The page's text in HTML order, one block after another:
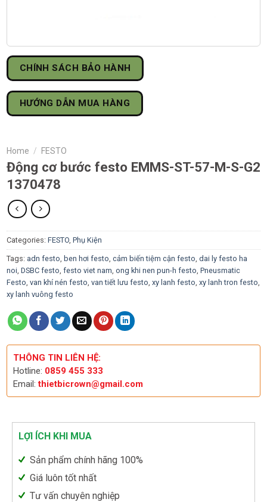
CHÍNH SÁCH BẢO HÀNH
HƯỚNG DẪN MUA HÀNG
Home / FESTO
Động cơ bước festo EMMS-ST-57-M-S-G2
1370478
Categories: FESTO, Phụ Kiện
Tags: adn festo, ben hơi festo, cảm biến tiệm cận festo, dai ly festo ha
noi, DSBC festo, festo viet nam, ong khi nen pun-h festo, Pneusmatic
Festo, van khí nén festo, van tiết lưu festo, xy lanh festo, xy lanh tron festo,
xy lanh vuông festo
THÔNG TIN LIÊN HỆ:
Hotline: 0859 455 333
Email:thietbicrown@gmail.com
LỢI ÍCH KHI MUA
Sản phẩm chính hãng 100%
Giá luôn tốt nhất
Tư vấn chuyên nghiệp